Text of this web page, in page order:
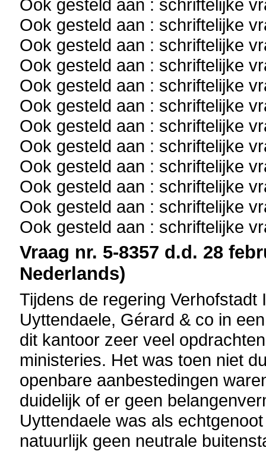
Ook gesteld aan : schriftelijke
Ook gesteld aan : schriftelijke
Ook gesteld aan : schriftelijke
Ook gesteld aan : schriftelijke
Ook gesteld aan : schriftelijke
Ook gesteld aan : schriftelijke
Ook gesteld aan : schriftelijke
Ook gesteld aan : schriftelijke
Ook gesteld aan : schriftelijke
Ook gesteld aan : schriftelijke
Ook gesteld aan : schriftelijke
Ook gesteld aan : schriftelijke
Vraag nr. 5-8357 d.d. 28
Nederlands)
Tijdens de regering
Uyttendaele, Gérard & co in
dit kantoor zeer veel
ministeries. Het was toen niet
openbare aanbestedingen
duidelijk of er geen
Uyttendaele was als
natuurlijk geen neutrale